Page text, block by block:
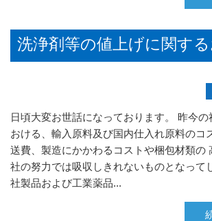
洗浄剤等の値上げに関す
日頃大変お世話になっております。 昨今の
おける、輸入原料及び国内仕入れ原料のコ
送費、製造にかかわるコストや梱包材類の
社の努力では吸収しきれないものとなって
社製品および工業薬品...